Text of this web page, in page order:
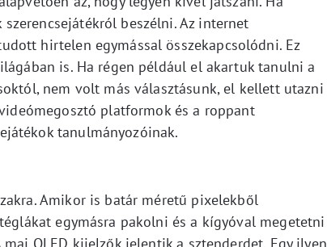
beszélni. Az internet
hirtelen egymással összekapcsolódni. Ez
is. Ha régen például el akartuk tanulni a
nem volt más választásunk, el kellett utazni
platformok és a roppant
tanulmányozóinak.
Amikor is batár méretű pixelekből
egymásra pakolni és a kígyóval megetetni